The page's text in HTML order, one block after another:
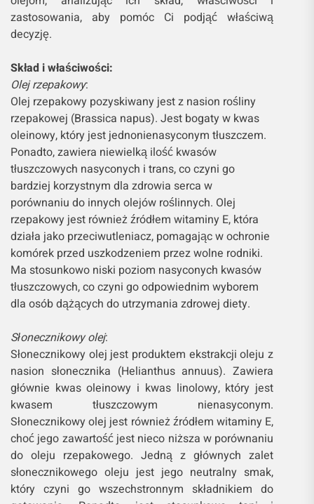
zastosowania, aby pomóc Ci podjąć właściwą
decyzję.
Skład i właściwości:
Olej rzepakowy:
Olej rzepakowy pozyskiwany jest z nasion rośliny
rzepakowej (Brassica napus). Jest bogaty w kwas
oleinowy, który jest jednonienasyconym tłuszczem.
Ponadto, zawiera niewielką ilość kwasów
tłuszczowych nasyconych i trans, co czyni go
bardziej korzystnym dla zdrowia serca w
porównaniu do innych olejów roślinnych. Olej
rzepakowy jest również źródłem witaminy E, która
działa jako przeciwutleniacz, pomagając w ochronie
komórek przed uszkodzeniem przez wolne rodniki.
Ma stosunkowo niski poziom nasyconych kwasów
tłuszczowych, co czyni go odpowiednim wyborem
dla osób dążących do utrzymania zdrowej diety.
Słonecznikowy olej:
Słonecznikowy olej jest produktem ekstrakcji oleju z
nasion słonecznika (Helianthus annuus). Zawiera
głównie kwas oleinowy i kwas linolowy, który jest
kwasem tłuszczowym nienasyconym.
Słonecznikowy olej jest również źródłem witaminy E,
choć jego zawartość jest nieco niższa w porównaniu
do oleju rzepakowego. Jedną z głównych zalet
słonecznikowego oleju jest jego neutralny smak,
który czyni go wszechstronnym składnikiem do